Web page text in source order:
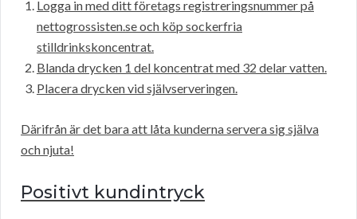
Logga in med ditt företags registreringsnummer på
nettogrossisten.se och köp sockerfria
stilldrinkskoncentrat.
Blanda drycken 1 del koncentrat med 32 delar vatten.
Placera drycken vid självserveringen.
Därifrån är det bara att låta kunderna servera sig själva
och njuta!
Positivt kundintryck